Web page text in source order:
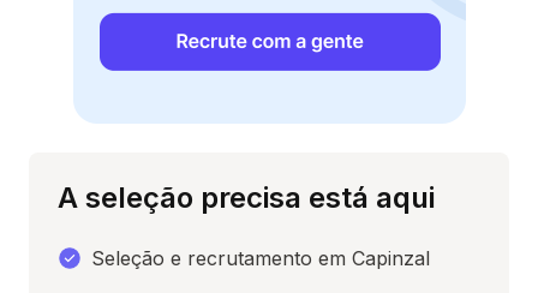
A seleção precisa está aqui
Seleção e recrutamento em Capinzal